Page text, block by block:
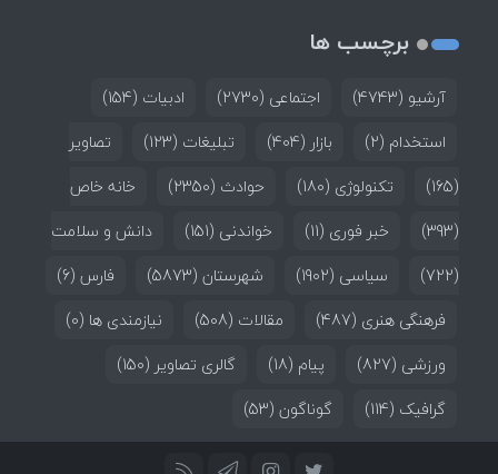
برچسب ها
آرشیو (4743) اجتماعی (2730) ادبیات (154)
استخدام (2) بازار (404) تبلیغات (123)
تصاویر
(165)
تکنولوژی (180) حوادث (2350)
خانه خاص
(393)
خبر فوری (11) خواندنی (151)
دانش و سلامت
(722)
سیاسی (1902) شهرستان (5873) فارس (6)
فرهنگی هنری (487) مقالات (508) نیازمندی ها (0)
ورزشی (827) پیام (18) گالری تصاویر (150)
گرافیک (114) گوناگون (53)